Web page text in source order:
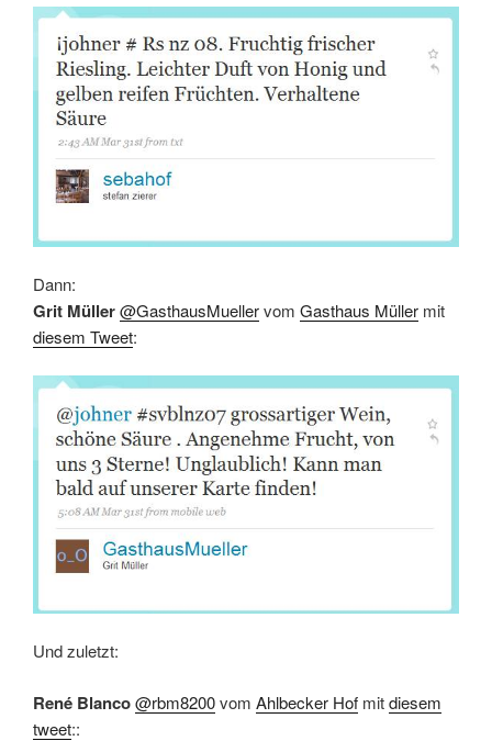
Dann:
Grit Müller@GasthausMuellervom Gasthaus Müller mit
diesem Tweet:
Und zuletzt:
René Blanco@rbm8200vom Ahlbecker Hof mitdiesem
tweet::